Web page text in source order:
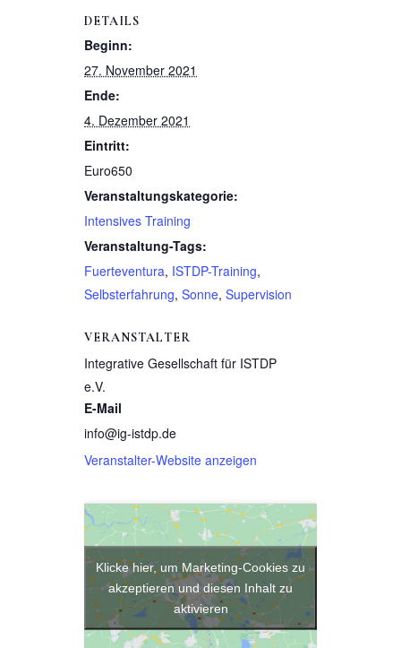
DETAILS
Beginn:
27. November 2021
Ende:
4. Dezember 2021
Eintritt:
Euro650
Veranstaltungskategorie:
Intensives Training
Veranstaltung-Tags:
Fuerteventura, ISTDP-Training,
Selbsterfahrung, Sonne, Supervision
VERANSTALTER
Integrative Gesellschaft für ISTDP
e.V.
E-Mail
info@ig-istdp.de
Veranstalter-Website anzeigen
Klicke hier, um Marketing-Cookies zu
akzeptieren und diesen Inhalt zu
aktivieren